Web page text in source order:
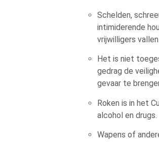
Schelden,
intimiderende
vrijwilligers
Het is niet
gedrag de
gevaar te
Roken is in het
alcohol en drugs.
Wapens of